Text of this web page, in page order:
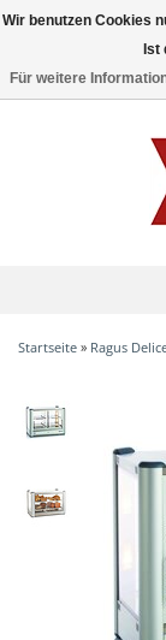
Toggle
Startseite » Ragus
Wir benutzen Cookies
Ist
Für weitere